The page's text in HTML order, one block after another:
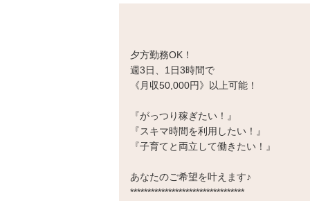
夕方勤務OK！
週3日、1日3時間で
《月収50,000円》以上可能！
『がっつり稼ぎたい！』
『スキマ時間を利用したい！』
『子育てと両立して働きたい！』
あなたのご希望を叶えます♪
*********************************